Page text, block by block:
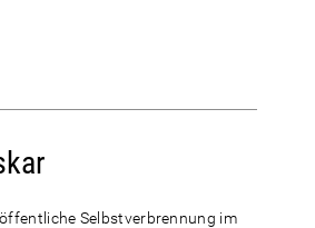
Selbstverbrennung im